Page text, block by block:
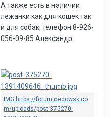
А также есть в наличии
лежанки как для кошек так
и для собак, телефон 8-926-
056-09-85 Александр.